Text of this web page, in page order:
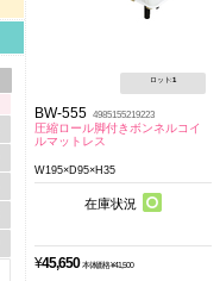
ロット:1
BW-555 4985155219223
圧縮ロール脚付きボンネルコイ
ルマットレス
W195×D95×H35
在庫状況
¥45,650 本体価格 ¥41,500